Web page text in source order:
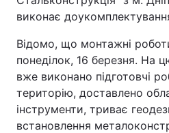
виконає
Відомо, що монтажні
понеділок, 16 березня. На
вже виконано підготовчі
територію, доставлено
інструменти, триває
встановлення